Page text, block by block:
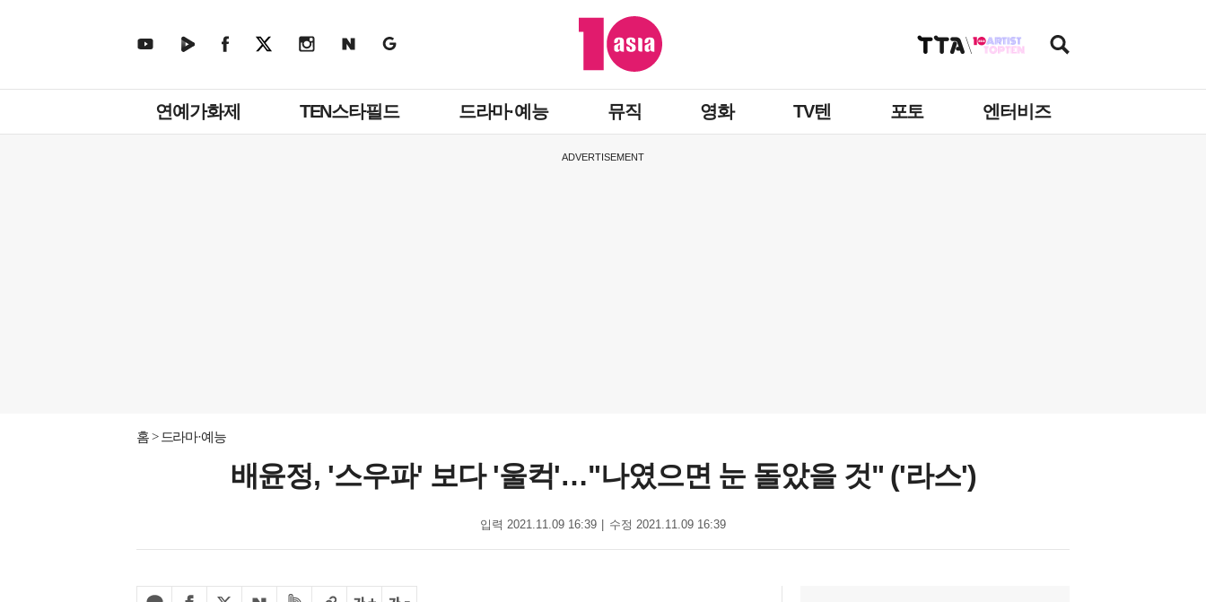
뉴
연예가화제 TEN스타필드 드라마·예능 뮤직 영화 TV텐 포토 엔터비즈
ADVERTISEMENT
홈 드라마·예능
배윤정, '스우파' 보다 '울컥'…"나였으면 눈 돌았을 것" ('라스')
입력 2021.11.09 16:39 수정 2021.11.09 16:39